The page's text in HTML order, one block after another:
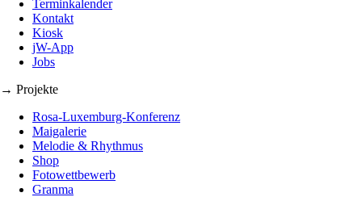
Terminkalender
Kontakt
Kiosk
jW-App
Jobs
→ Projekte
Rosa-Luxemburg-Konferenz
Maigalerie
Melodie & Rhythmus
Shop
Fotowettbewerb
Granma